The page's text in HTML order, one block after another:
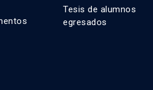
Tesis de alumnos
egresados